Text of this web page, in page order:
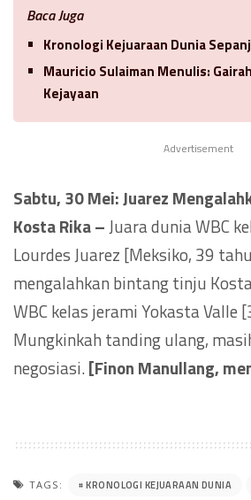
Baca Juga
Kronologi Kejuaraan Dunia
Mauricio Sulaiman Menulis:
Kejayaan
Advertisement
Sabtu, 30 Mei:Juarez
Kosta Rika –Juara dunia WBC
Lourdes Juarez [Meksiko, 39
mengalahkan bintang tinju
WBC kelas jerami Yokasta Valle
Mungkinkah tanding ulang,
negosiasi.[Finon Manullang,
TAGS: KRONOLOGI KEJUARAAN DUNIA